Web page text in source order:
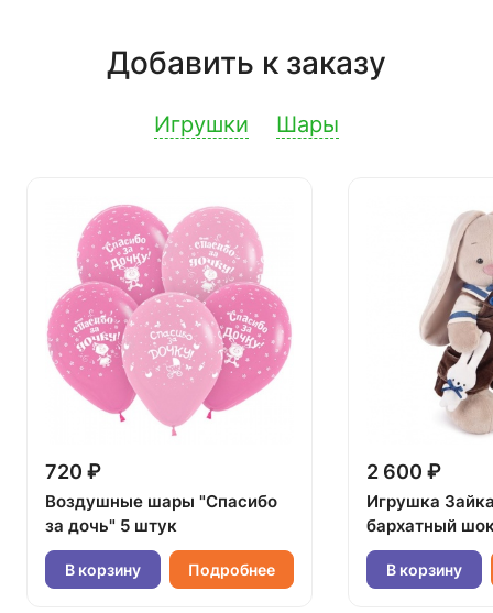
Добавить к заказу
Игрушки Шары
720 ₽
Воздушные шары "Спасибо
за дочь" 5 штук
В корзину Подробнее
2 600 ₽
Игрушка
бархатный
В корзину